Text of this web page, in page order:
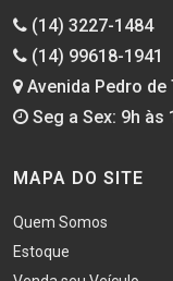
(14) 3227-1484
(14) 99618-1941
Avenida Pedro de
Seg a Sex: 9h às
MAPA DO SITE
Quem Somos
Estoque